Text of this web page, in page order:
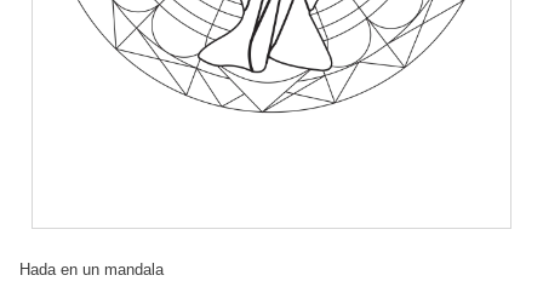
Hada en un mandala